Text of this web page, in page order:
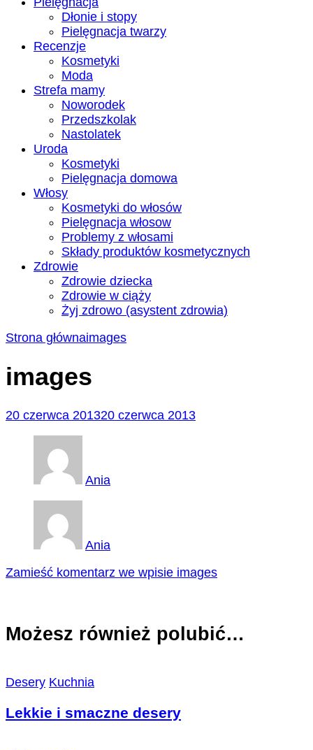
Dłonie i stopy
Pielęgnacja twarzy
Recenzje
Kosmetyki
Moda
Strefa mamy
Noworodek
Przedszkolak
Nastolatek
Uroda
Kosmetyki
Pielęgnacja domowa
Włosy
Kosmetyki do włosów
Pielęgnacja włosow
Problemy z włosami
Składy produktów kosmetycznych
Zdrowie
Zdrowie dziecka
Zdrowie w ciąży
Żyj zdrowo (asystent zdrowia)
Strona głównaimages
images
20 czerwca 201320 czerwca 2013
Ania
Ania
Zamieść komentarz we wpisie images
Możesz również polubić…
Desery Kuchnia
Lekkie i smaczne desery